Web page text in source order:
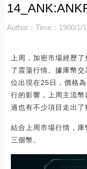
Author： Time：1900/1/
上周，加密市場經歷
了震蕩行情。據庫幣
位出現在25日，價格
行的影響，上周主流
過也有不少項目走出了
結合上周市場行情，
三個幣。